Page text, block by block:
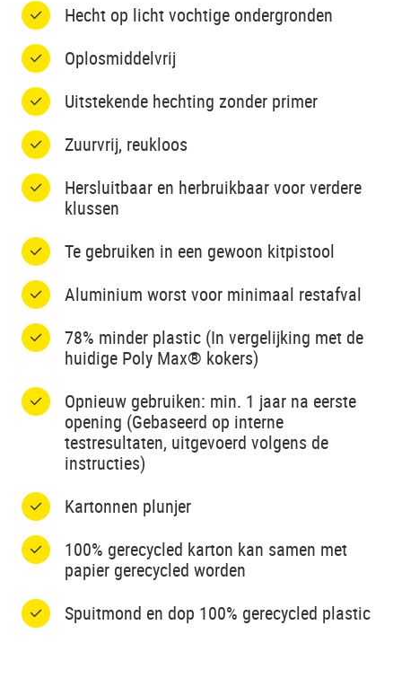
Hecht op licht vochtige ondergronden
Oplosmiddelvrij
Uitstekende hechting zonder primer
Zuurvrij, reukloos
Hersluitbaar en herbruikbaar voor verdere
klussen
Te gebruiken in een gewoon kitpistool
Aluminium worst voor minimaal restafval
78% minder plastic (In vergelijking met de
huidige Poly Max® kokers​)
Opnieuw gebruiken: min. 1 jaar na eerste
opening (Gebaseerd op interne
testresultaten, uitgevoerd volgens de
instructies)
Kartonnen plunjer
100% gerecycled karton kan samen met
papier gerecycled worden
Spuitmond en dop 100% gerecycled plastic